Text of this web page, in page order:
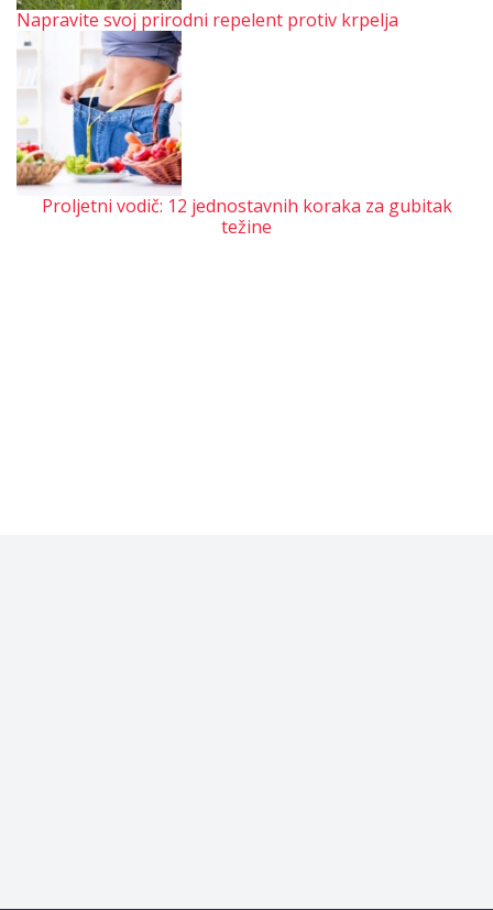
Napravite svoj prirodni repelent protiv krpelja
Proljetni vodič: 12 jednostavnih koraka za gubitak
težine